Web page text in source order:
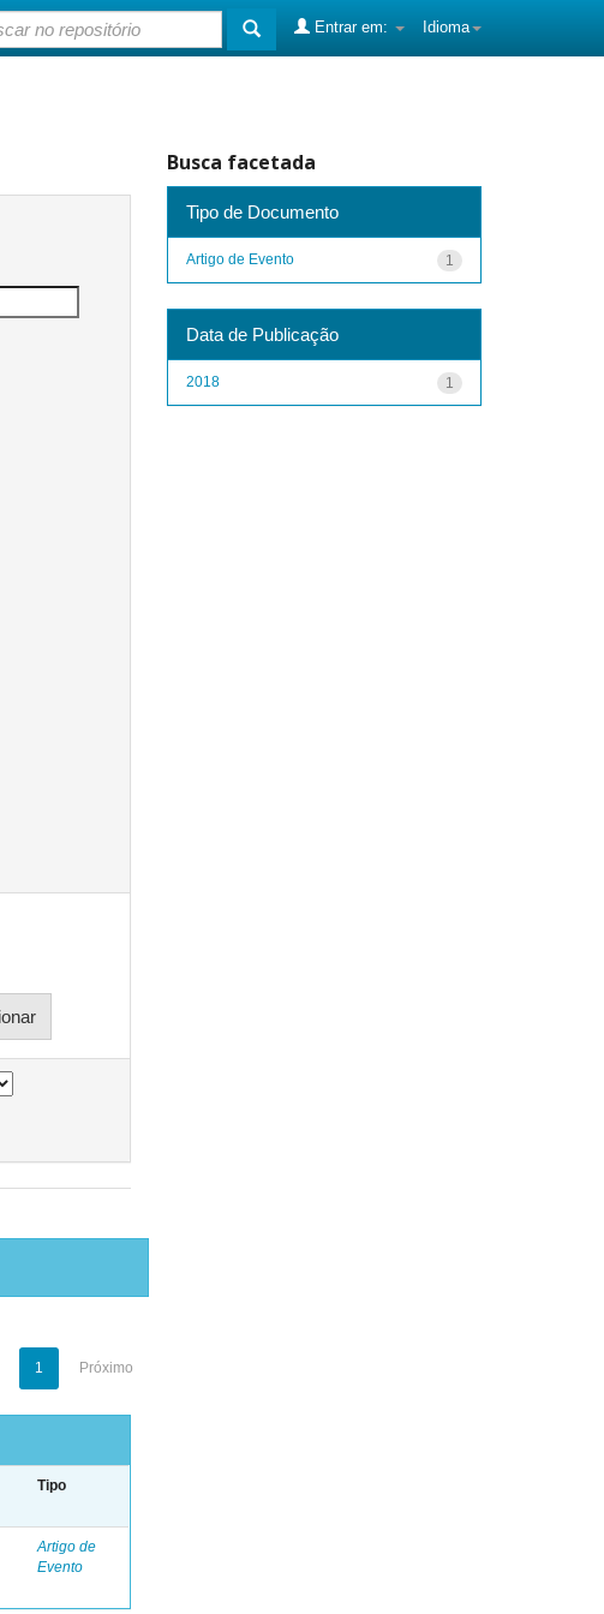
Idioma
Entrar em:
1 Próximo
Tipo
Artigo de
Evento
Busca facetada
Tipo de Documento
1
Artigo de Evento
Data de Publicação
1
2018